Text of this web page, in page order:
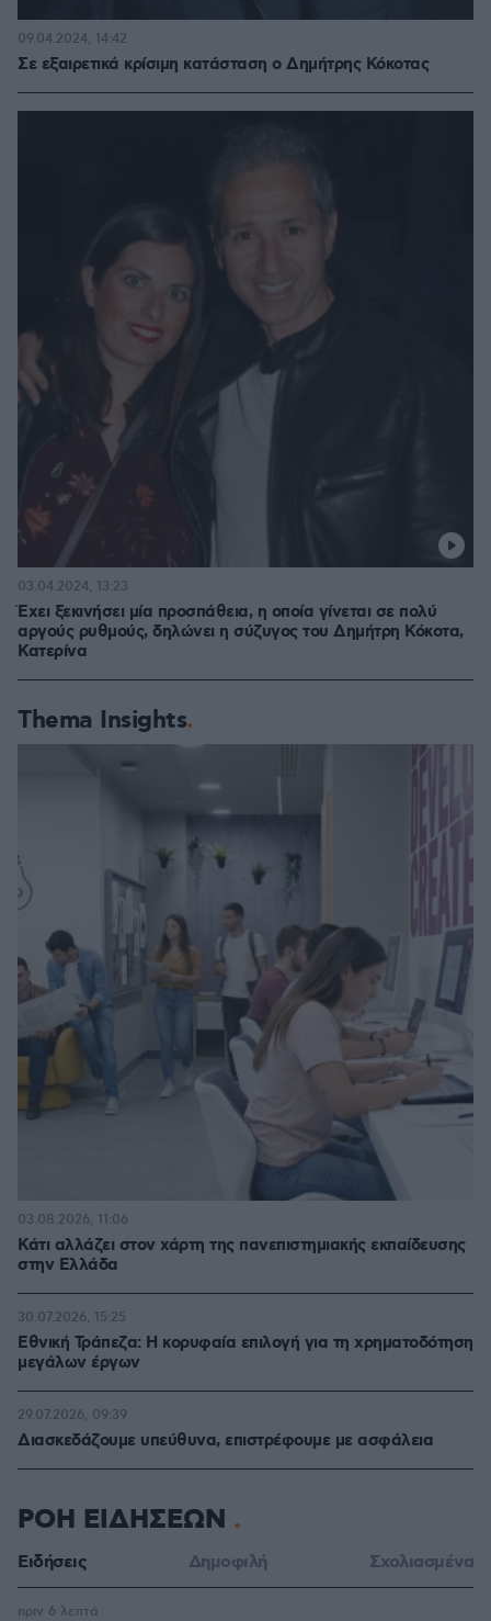
Σε εξαιρετικά κρίσιμη κατάσταση ο Δημήτρης Κόκοτας
09.04.2024, 14:42
Έχει ξεκινήσει μία προσπάθεια, η οποία γίνεται σε πολύ
αργούς ρυθμούς, δηλώνει η σύζυγος του Δημήτρη Κόκοτα,
Κατερίνα
03.04.2024, 13:23
Thema Insights
Κάτι αλλάζει στον χάρτη της πανεπιστημιακής εκπαίδευσης
στην Ελλάδα
03.08.2026, 11:06
Εθνική Τράπεζα: Η κορυφαία επιλογή για τη χρηματοδότηση
μεγάλων έργων
30.07.2026, 15:25
Διασκεδάζουμε υπεύθυνα, επιστρέφουμε με ασφάλεια
29.07.2026, 09:39
ΡΟΗ ΕΙΔΗΣΕΩΝ
Ειδήσεις Δημοφιλή Σχολιασμένα
πριν 6 λεπτά